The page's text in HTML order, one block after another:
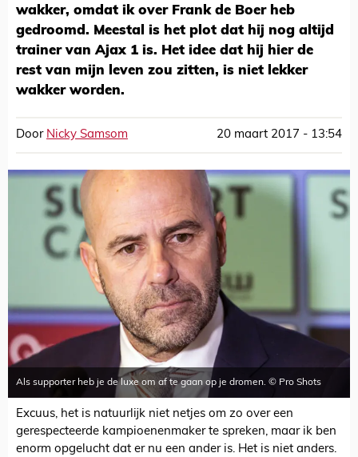
wakker, omdat ik over Frank de Boer heb
gedroomd. Meestal is het plot dat hij nog altijd
trainer van Ajax 1 is. Het idee dat hij hier de
rest van mijn leven zou zitten, is niet lekker
wakker worden.
Door Nicky Samsom 20 maart 2017 - 13:54
Als supporter heb je de luxe om af te gaan op je dromen. © Pro Shots
Excuus, het is natuurlijk niet netjes om zo over een
gerespecteerde kampioenenmaker te spreken, maar ik ben
enorm opgelucht dat er nu een ander is. Het is niet anders.